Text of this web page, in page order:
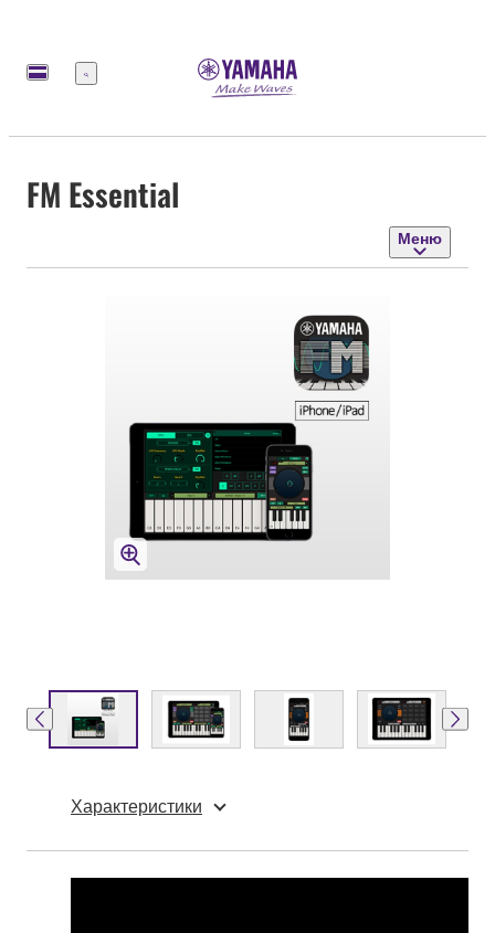
Меню
FM Essential
Меню
Характеристики